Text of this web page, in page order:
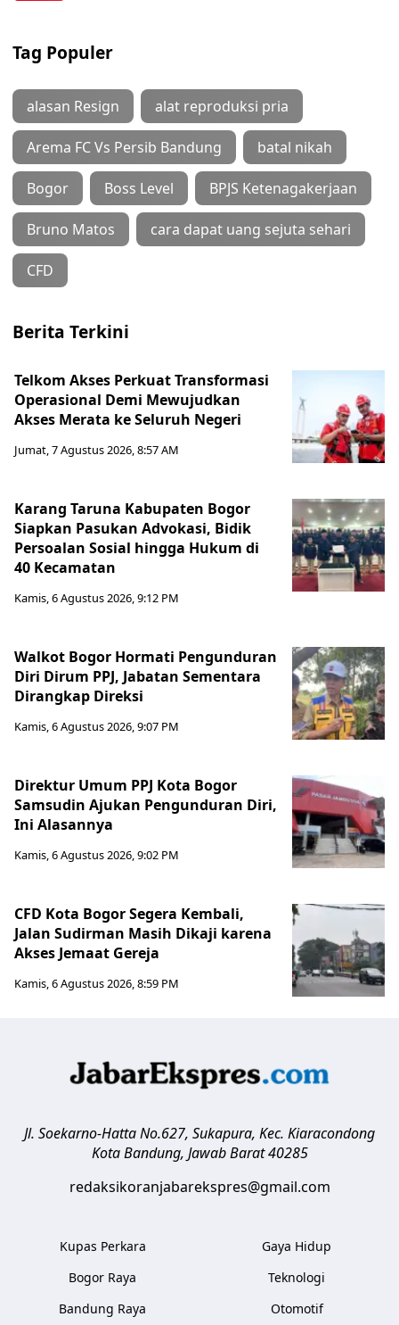
Tag Populer
alasan Resign alat reproduksi pria
Arema FC Vs Persib Bandung batal nikah
Bogor Boss Level BPJS Ketenagakerjaan
Bruno Matos cara dapat uang sejuta sehari
CFD
Berita Terkini
Telkom Akses Perkuat Transformasi
Operasional Demi Mewujudkan
Akses Merata ke Seluruh Negeri
Jumat, 7 Agustus 2026, 8:57 AM
Karang Taruna Kabupaten Bogor
Siapkan Pasukan Advokasi, Bidik
Persoalan Sosial hingga Hukum di
40 Kecamatan
Kamis, 6 Agustus 2026, 9:12 PM
Walkot Bogor Hormati Pengunduran
Diri Dirum PPJ, Jabatan Sementara
Dirangkap Direksi
Kamis, 6 Agustus 2026, 9:07 PM
Direktur Umum PPJ Kota Bogor
Samsudin Ajukan Pengunduran Diri,
Ini Alasannya
Kamis, 6 Agustus 2026, 9:02 PM
CFD Kota Bogor Segera Kembali,
Jalan Sudirman Masih Dikaji karena
Akses Jemaat Gereja
Kamis, 6 Agustus 2026, 8:59 PM
Jl. Soekarno-Hatta No.627, Sukapura, Kec. Kiaracondong
Kota Bandung, Jawab Barat 40285
redaksikoranjabarekspres@gmail.com
Kupas Perkara
Bogor Raya
Bandung Raya
Gaya Hidup
Teknologi
Otomotif